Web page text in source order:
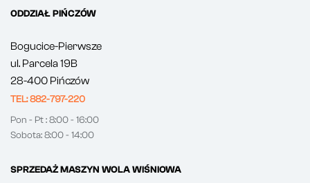
ODDZIAŁ PIŃCZÓW
Bogucice-Pierwsze
ul. Parcela 19B
28-400 Pińczów
TEL: 882-797-220
Pon - Pt : 8:00 - 16:00
Sobota: 8:00 - 14:00
SPRZEDAŻ MASZYN WOLA WIŚNIOWA